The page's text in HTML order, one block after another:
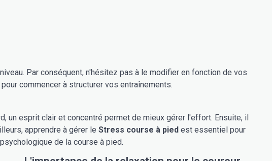
Par conséquent, n'hésitez pas à le modifier en fonction de vos
commencer à structurer vos entraînements.
un esprit clair et concentré permet de mieux gérer l'effort. Ensuite, il
apprendre à gérer le Stress course à pied est essentiel pour
de la course à pied.